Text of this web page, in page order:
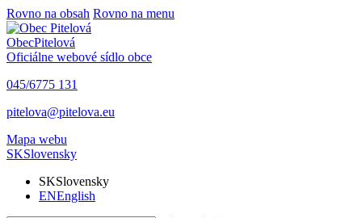
Rovno na obsah Rovno na menu
ObecPitelová
Oficiálne webové sídlo obce
045/6775 131
pitelova@pitelova.eu
Mapa webu
SKSlovensky
SKSlovensky
ENEnglish